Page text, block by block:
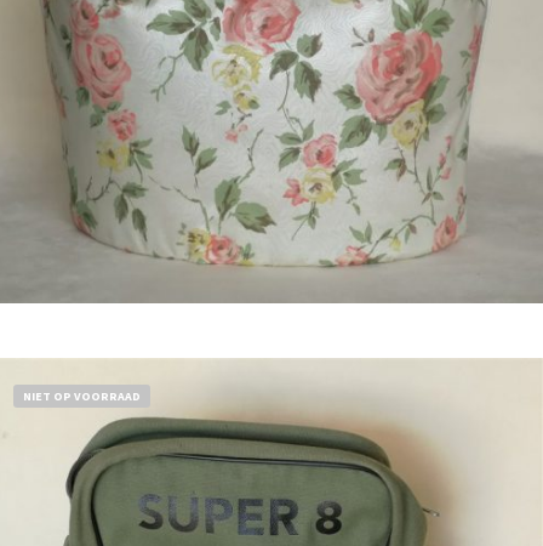
NIET OP VOORRAAD